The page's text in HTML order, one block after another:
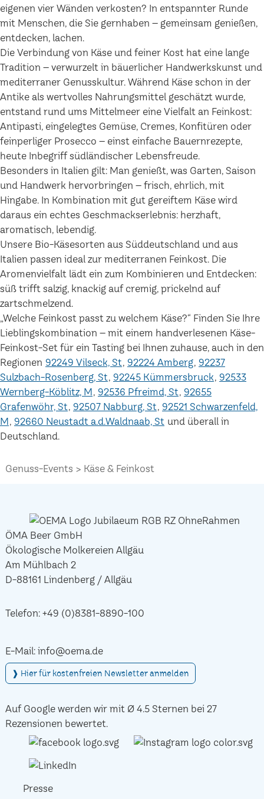
eigenen vier Wänden verkosten? In entspannter Runde
mit Menschen, die Sie gernhaben – gemeinsam genießen,
entdecken, lachen.
Die Verbindung von Käse und feiner Kost hat eine lange
Tradition – verwurzelt in bäuerlicher Handwerkskunst und
mediterraner Genusskultur. Während Käse schon in der
Antike als wertvolles Nahrungsmittel geschätzt wurde,
entstand rund ums Mittelmeer eine Vielfalt an Feinkost:
Antipasti, eingelegtes Gemüse, Cremes, Konfitüren oder
feinperliger Prosecco – einst einfache Bauernrezepte,
heute Inbegriff südländischer Lebensfreude.
Besonders in Italien gilt: Man genießt, was Garten, Saison
und Handwerk hervorbringen – frisch, ehrlich, mit
Hingabe. In Kombination mit gut gereiftem Käse wird
daraus ein echtes Geschmackserlebnis: herzhaft,
aromatisch, lebendig.
Unsere Bio-Käsesorten aus Süddeutschland und aus
Italien passen ideal zur mediterranen Feinkost. Die
Aromenvielfalt lädt ein zum Kombinieren und Entdecken:
süß trifft salzig, knackig auf cremig, prickelnd auf
zartschmelzend.
„Welche Feinkost passt zu welchem Käse?“ Finden Sie Ihre
Lieblingskombination – mit einem handverlesenen Käse-
Feinkost-Set für ein Tasting bei Ihnen zuhause, auch in den
Regionen 92249 Vilseck, St 92224 Amberg 92237
Sulzbach-Rosenberg, St 92245 Kümmersbruck 92533
Wernberg-Köblitz, M 92536 Pfreimd, St 92655
Grafenwöhr, St 92507 Nabburg, St 92521 Schwarzenfeld,
M 92660 Neustadt a.d.Waldnaab, St und überall in
Deutschland.
Genuss-Events Käse & Feinkost
ÖMA Beer GmbH
Ökologische Molkereien Allgäu
Am Mühlbach 2
D-88161 Lindenberg / Allgäu
Telefon: +49 (0)8381-8890-100
E-Mail: info@oema.de
❱ Hier für kostenfreien Newsletter anmelden
Auf Google werden wir mit Ø 4.5 Sternen bei 27
Rezensionen bewertet.
Presse